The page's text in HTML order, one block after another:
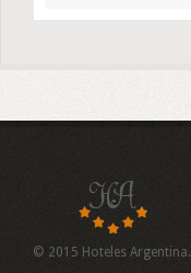
© 2015 Hoteles Argentina.